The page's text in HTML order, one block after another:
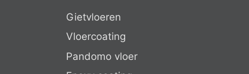
Gietvloeren
Vloercoating
Pandomo vloer